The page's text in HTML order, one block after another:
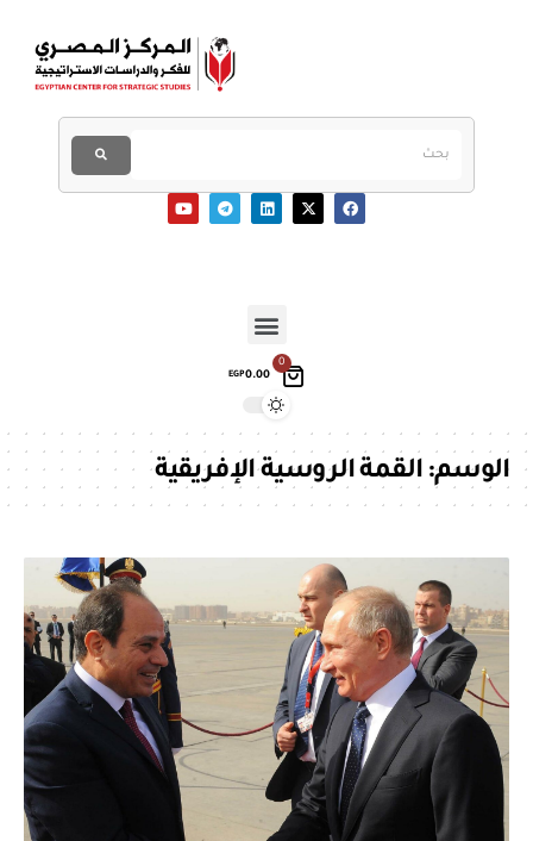
0
EGP0.00
الوسم:القمة الروسية الإفريقية